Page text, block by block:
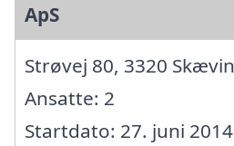
ApS
Strøvej 80, 3320
Ansatte: 2
Startdato: 27. juni